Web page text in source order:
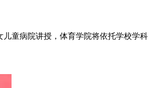
童病院讲授，体育学院将依托学校学科